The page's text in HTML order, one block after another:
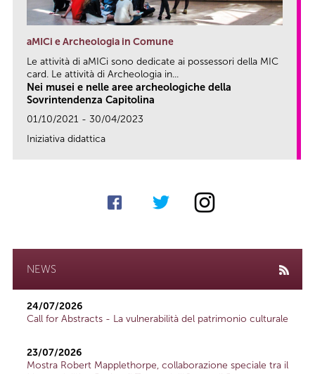
aMICi e Archeologia in Comune
Le attività di aMICi sono dedicate ai possessori della MIC
card. Le attività di Archeologia in...
Nei musei e nelle aree archeologiche della
Sovrintendenza Capitolina
01/10/2021 - 30/04/2023
Iniziativa didattica
NEWS
24/07/2026
Call for Abstracts - La vulnerabilità del patrimonio culturale
23/07/2026
Mostra Robert Mapplethorpe, collaborazione speciale tra il